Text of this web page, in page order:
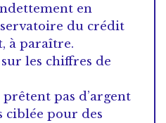
en
du crédit
à paraître.
les chiffres de
prêtent pas d’argent
ciblée pour des